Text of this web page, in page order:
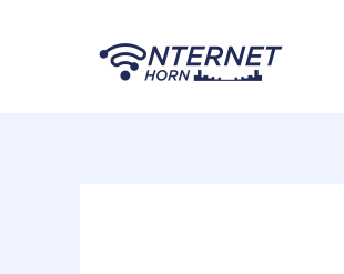
navigation